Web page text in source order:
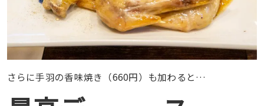
さらに手羽の香味焼き（660円）も加わると…